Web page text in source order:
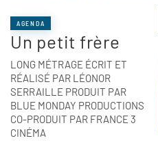
AGENDA
Un petit frère
LONG MÉTRAGE ÉCRIT ET
RÉALISÉ PAR LÉONOR
SERRAILLE PRODUIT PAR
BLUE MONDAY PRODUCTIONS
CO-PRODUIT PAR FRANCE 3
CINÉMA